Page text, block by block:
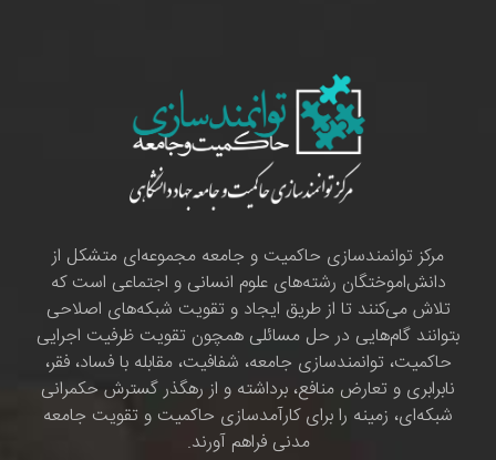
مرکز توانمندسازی حاکمیت و جامعه مجموعه‌ای متشکل از
دانش‌اموختگان رشته‌های علوم انسانی و اجتماعی است که
تلاش می‌کنند تا از طریق ایجاد و تقویت شبکه‌های اصلاحی
بتوانند گام‌هایی در حل مسائلی همچون تقویت ظرفیت اجرایی
حاکمیت، توانمندسازی جامعه، شفافیت، مقابله با فساد، فقر،
نابرابری و تعارض منافع، برداشته و از رهگذر گسترش حکمرانی
شبکه‌ای، زمینه را برای کارآمدسازی حاکمیت و تقویت جامعه
مدنی فراهم آورند.